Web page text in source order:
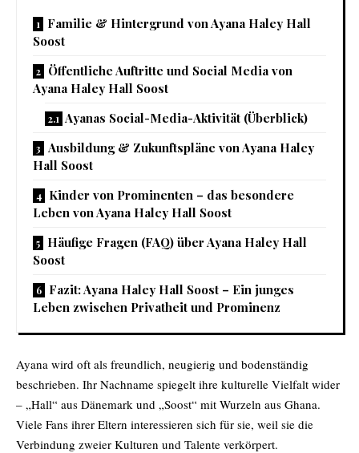
Familie & Hintergrund von Ayana Haley Hall
Soost
Öffentliche Auftritte und Social Media von
Ayana Haley Hall Soost
Ayanas Social-Media-Aktivität (Überblick)
Ausbildung & Zukunftspläne von Ayana Haley
Hall Soost
Kinder von Prominenten – das besondere
Leben von Ayana Haley Hall Soost
Häufige Fragen (FAQ) über Ayana Haley Hall
Soost
Fazit: Ayana Haley Hall Soost – Ein junges
Leben zwischen Privatheit und Prominenz
Ayana wird oft als freundlich, neugierig und bodenständig
beschrieben. Ihr Nachname spiegelt ihre kulturelle Vielfalt wider
– „Hall“ aus Dänemark und „Soost“ mit Wurzeln aus Ghana.
Viele Fans ihrer Eltern interessieren sich für sie, weil sie die
Verbindung zweier Kulturen und Talente verkörpert.